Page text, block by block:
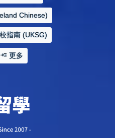
Chinese)
指南 (UKSG)
更多